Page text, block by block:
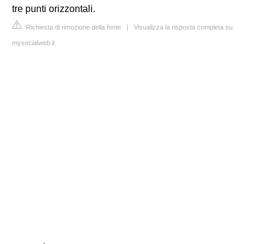
tre punti orizzontali.
Richiesta di rimozione della fonte | Visualizza la risposta completa su
mysocialweb.it